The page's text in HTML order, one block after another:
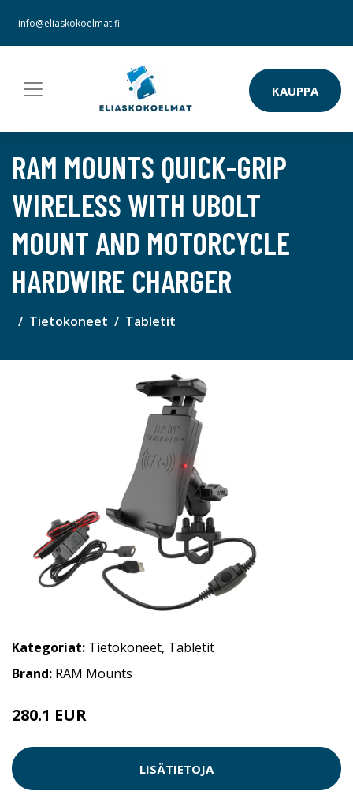
info@eliaskokoelmat.fi
KAUPPA
RAM MOUNTS QUICK-GRIP
WIRELESS WITH UBOLT
MOUNT AND MOTORCYCLE
HARDWIRE CHARGER
Tietokoneet Tabletit
Kategoriat: Tietokoneet, Tabletit
Brand: RAM Mounts
280.1 EUR
LISÄTIETOJA